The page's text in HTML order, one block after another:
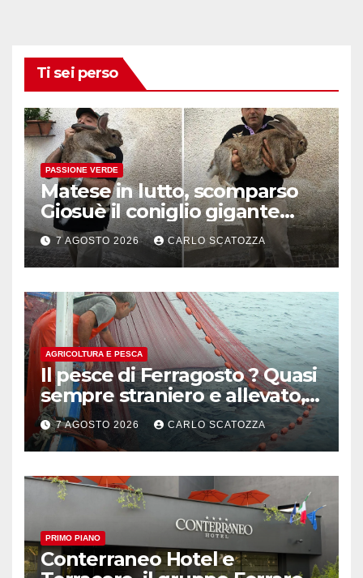
Ti sei perso
PASSIONE VERDE
Matese in lutto, scomparso
Giosuè il coniglio gigante
pluripremiato
7 AGOSTO 2026 CARLO SCATOZZA
AGRICOLTURA E PESCA
Il pesce di Ferragosto ? Quasi
sempre straniero e allevato,
in sofferenza
7 AGOSTO 2026 CARLO SCATOZZA
PRIMO PIANO
Conterraneo Hotel e